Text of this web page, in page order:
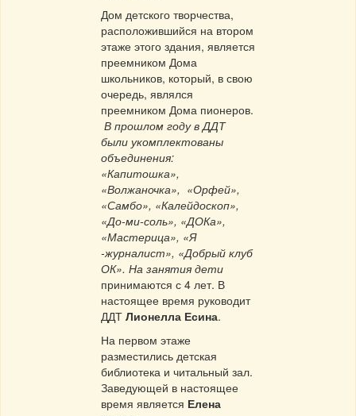
Дом детского творчества,
расположившийся на втором
этаже этого здания, является
преемником Дома
школьников, который, в свою
очередь, являлся
преемником Дома пионеров.
В прошлом году в ДДТ
были укомплектованы
объединения:
«Капитошка»,
«Волжаночка», «Орфей»,
«Самбо», «Калейдоскоп»,
«До-ми-соль», «ДОКа»,
«Мастерица», «Я
-журналист», «Добрый клуб
ОК». На занятия дети
принимаются с 4 лет. В
настоящее время руководит
ДДТ Лионелла Есина.
На первом этаже
разместились детская
библиотека и читальный зал.
Заведующей в настоящее
время является Елена